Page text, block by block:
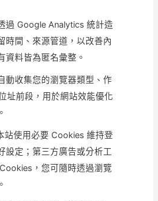
過 Google Analytics 統計造
時間、來源管道，以改善內
資料皆為匿名彙整。
動收集您的瀏覽器類型、作
址前段，用於網站效能優化
站使用必要 Cookies 維持登
設定；第三方廣告或分析工
，您可隨時透過瀏覽